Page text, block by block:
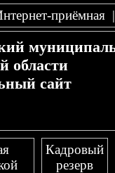
приёмная
области
сайт
Кадровый
резерв